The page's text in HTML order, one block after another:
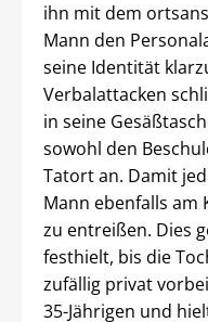
ihn mit dem
Mann den
seine Identität
Verbalattacken
in seine
sowohl den
Tatort an. Damit
Mann ebenfalls am
zu entreißen. Dies
festhielt, bis die
zufällig privat
35-Jährigen und